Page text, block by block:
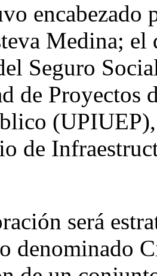
encabezado
Medina;
Seguro
de Proyectos
de
será
denominado